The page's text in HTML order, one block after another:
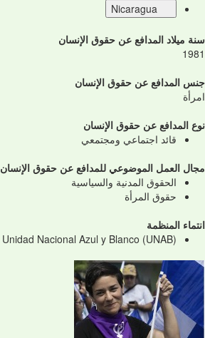
Nicaragua
سنة ميلاد المدافع عن حقوق الإنسان
1981
جنس المدافع عن حقوق الإنسان
امرأة
نوع المدافع عن حقوق الإنسان
قائد اجتماعي ومجتمعي
مجال العمل الموضوعي للمدافع عن حقوق الإنسان
الحقوق المدنية والسياسية
حقوق المرأة
انتماء المنظمة
Unidad Nacional Azul y Blanco (UNAB)